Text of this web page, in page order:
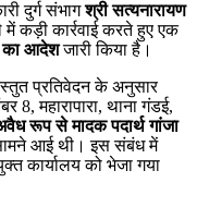
दुर्ग संभागश्री सत्यनारायण
कड़ी कार्रवाई करते हुए एक
का आदेशजारी किया है।
प्रतिवेदन के अनुसार
8, महारापारा, थाना गंडई,
रूप से मादक पदार्थ गांजा
आई थी। इस संबंध में
कार्यालय को भेजा गया